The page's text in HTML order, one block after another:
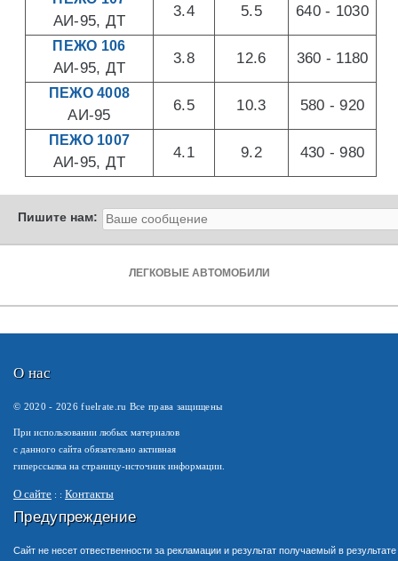
АИ-95, ДТ
3.4 5.5 640 - 1030
ПЕЖО 106
АИ-95, ДТ
3.8 12.6 360 - 1180
ПЕЖО 4008
АИ-95
6.5 10.3 580 - 920
ПЕЖО 1007
АИ-95, ДТ
4.1 9.2 430 - 980
Пишите нам:
ЛЕГКОВЫЕ АВТОМОБИЛИ
О нас
© 2020 - 2026fuelrate.ru Все права защищены
При использовании любых материалов
с данного сайта обязательно активная
гиперссылка на страницу-источник информации.
О сайте Контакты
Предупреждение
Сайт не несет отвественности за рекламации и результат получаемый в результате